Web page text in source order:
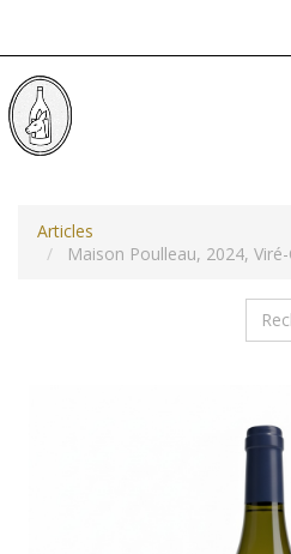
Articles
Maison Poulleau, 2024,